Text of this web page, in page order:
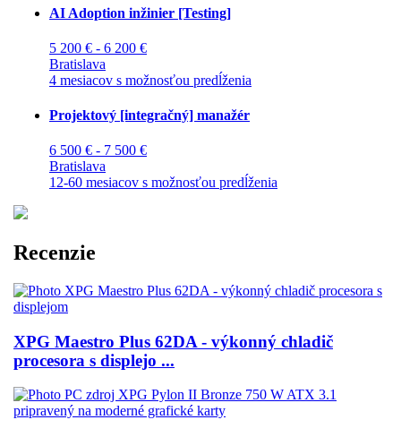
AI Adoption inžinier [Testing]
5 200 € - 6 200 €
Bratislava
4 mesiacov s možnosťou predĺženia
Projektový [integračný] manažér
6 500 € - 7 500 €
Bratislava
12-60 mesiacov s možnosťou predĺženia
Recenzie
XPG Maestro Plus 62DA - výkonný chladič
procesora s displejo ...